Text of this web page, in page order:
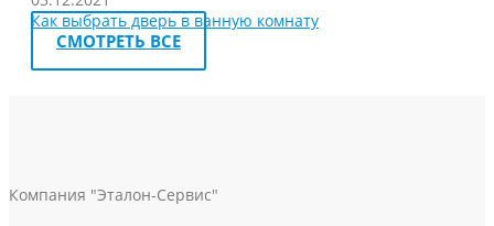
Как выбрать дверь в ванную комнату
СМОТРЕТЬ ВСЕ
Компания "Эталон-Сервис"